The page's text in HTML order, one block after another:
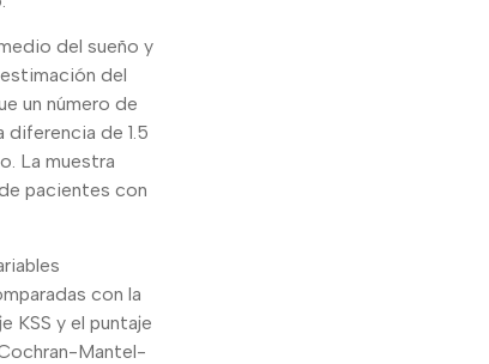
del sueño y
del
un número de
de 1.5
La muestra
pacientes con
con la
KSS y el puntaje
Mantel-